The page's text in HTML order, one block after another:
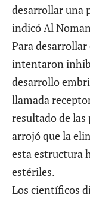
desarrollar una
indicó Al
Para
intentaron
desarrollo
llamada
resultado de
arrojó que la
esta estructura
estériles.
Los científicos